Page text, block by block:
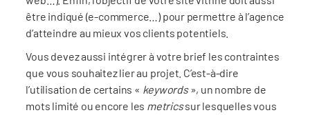
être indiqué (e-commerce…) pour permettre à l’agence
d’atteindre au mieux vos clients potentiels.
Vous devez aussi intégrer à votre brief les contraintes
que vous souhaitez lier au projet. C’est-à-dire
l’utilisation de certains « keywords», un nombre de
mots limité ou encore les metricssur lesquelles vous